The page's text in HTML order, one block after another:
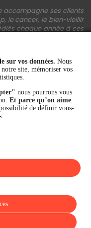
accompagne ses clients
le cancer, le bien-vieillir
chaque année à ces
confirmées par une
S&P Global Ratings et
Malakoff Humanis
notées au monde
Gold - 81/100 en
Top Employer France
sur vos données. Nous
site, mémoriser vos
nous pourrons vous
Et parce qu’on aime
de définir vous-